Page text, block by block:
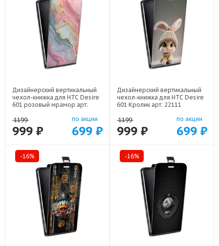
Дизайнерский вертикальный
чехол-книжка для HTC Desire
601 розовый мрамор арт:
1199
999 ₽
по акции
699 ₽
Дизайнерский вертикальный
чехол-книжка для HTC Desire
601 Кролик арт: 22111
1199
999 ₽
по акции
699 ₽
-16% -16%